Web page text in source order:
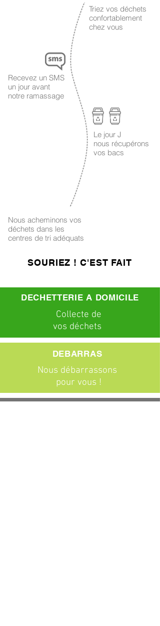
Triez vos déchets
confortablement
chez vous
Recevez un SMS
un jour avant
notre ramassage
Le jour J
nous récupérons
vos bacs
Nous acheminons vos
déchets dans les
centres de tri adéquats
SOURIEZ ! C'EST FAIT
DECHETTERIE A DOMICILE
Collecte de
vos déchets
Nous débarrassons
pour vous !
DEBARRAS